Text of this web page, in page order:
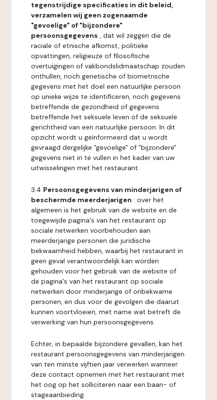
tegenstrijdige specificaties in dit beleid,
verzamelen wij geen zogenaamde
"gevoelige" of "bijzondere"
persoonsgegevens , dat wil zeggen die de
raciale of etnische afkomst, politieke
opvattingen, religieuze of filosofische
overtuigingen of vakbondslidmaatschap zouden
onthullen, noch genetische of biometrische
gegevens met het doel een natuurlijke persoon
op unieke wijze te identificeren, noch gegevens
betreffende de gezondheid of gegevens
betreffende het seksuele leven of de seksuele
gerichtheid van een natuurlijke persoon. In dit
opzicht wordt u geïnformeerd dat u wordt
gevraagd dergelijke "gevoelige" of "bijzondere"
gegevens niet in te vullen in het kader van uw
uitwisselingen met het restaurant.
3.4 Persoonsgegevens van minderjarigen of
beschermde meerderjarigen : over het
algemeen is het gebruik van de website en de
toegewijde pagina's van het restaurant op
sociale netwerken voorbehouden aan
meerderjarige personen die juridische
bekwaamheid hebben, waarbij het restaurant in
geen geval verantwoordelijk kan worden
gehouden voor het gebruik van de website of
de pagina's van het restaurant op sociale
netwerken door minderjarige of onbekwame
personen, en dus voor de gevolgen die daaruit
kunnen voortvloeien, met name wat betreft de
verwerking van hun persoonsgegevens.
Echter, in bepaalde bijzondere gevallen, kan het
restaurant persoonsgegevens van minderjarigen
van ten minste vijftien jaar verwerken wanneer
deze contact opnemen met het restaurant met
het oog op het solliciteren naar een baan- of
stageaanbieding.